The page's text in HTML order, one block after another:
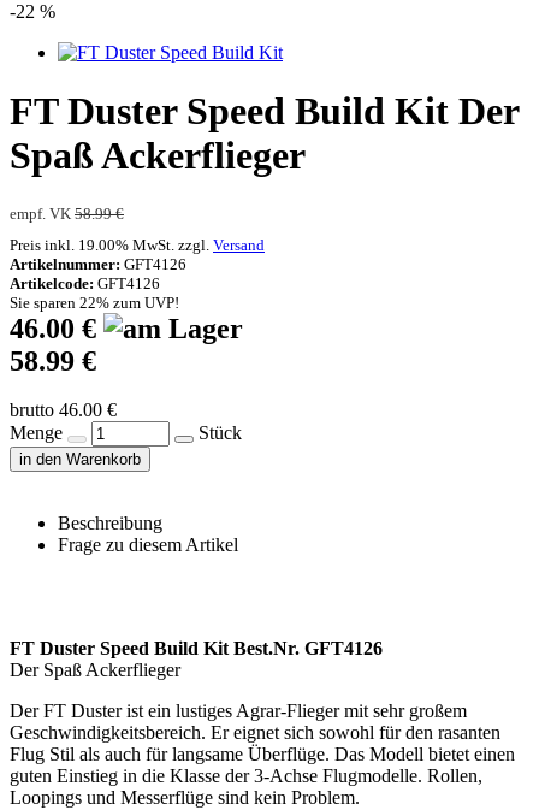
-22 %
FT Duster Speed Build Kit Der
Spaß Ackerflieger
empf. VK 58.99 €
Preis inkl. 19.00% MwSt. zzgl. Versand
Artikelnummer: GFT4126
Artikelcode: GFT4126
Sie sparen 22% zum UVP!
46.00 €
58.99 €
brutto 46.00 €
Menge
Stück
in den Warenkorb
Beschreibung
Frage zu diesem Artikel
FT Duster Speed Build Kit Best.Nr. GFT4126
Der Spaß Ackerflieger
Der FT Duster ist ein lustiges Agrar-Flieger mit sehr großem
Geschwindigkeitsbereich. Er eignet sich sowohl für den rasanten
Flug Stil als auch für langsame Überflüge. Das Modell bietet einen
guten Einstieg in die Klasse der 3-Achse Flugmodelle. Rollen,
Loopings und Messerflüge sind kein Problem.